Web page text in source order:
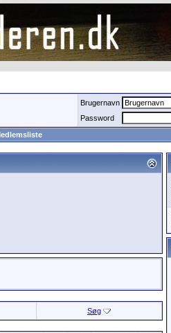
Brugernavn
Password
Søg